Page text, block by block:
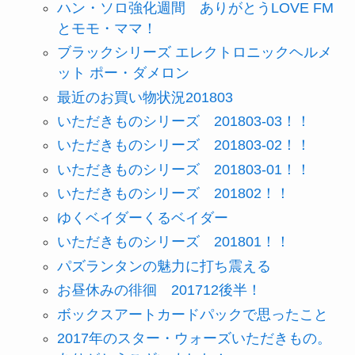
ハン・ソロ強化週間 ありがとうLOVE FM
とモモ・ママ！
ブラックシリーズ エレクトロニックヘルメ
ット ポー・ダメロン
最近のお買い物状況201803
いただきものシリーズ 201803-03！！
いただきものシリーズ 201803-02！！
いただきものシリーズ 201803-01！！
いただきものシリーズ 201802！！
ゆくベイダーくるベイダー
いただきものシリーズ 201801！！
パズランタンの魅力に打ち震える
お昼休みの徘徊 201712後半！
ボックスアートカードパックで思ったこと
2017年のスター・ウォーズいただきもの。